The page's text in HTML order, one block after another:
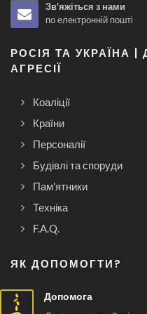
Зв'яжіться з нами
по електронній пошті
РОСІЯ ТА УКРАЇНА
АГРЕСІЇ
Коаліції
Країни
Персоналії
Будівлі та споруди
Пам'ятники
Техніка
F.A.Q.
ЯК ДОПОМОГТИ?
Допомога